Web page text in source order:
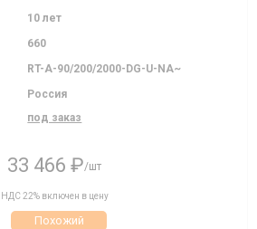
10 лет
660
RT-A-90/200/2000-DG-U-NA~
Россия
под заказ
33 466 ₽/шт
НДС 22% включен в цену
Похожий